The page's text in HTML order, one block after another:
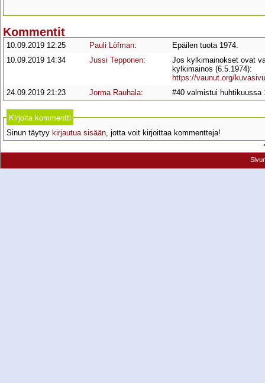
Kommentit
10.09.2019 12:25 Pauli Löfman:
Epäilen tuota 1974.
10.09.2019 14:34
Jussi Tepponen:
Jos kylkimainokset ovat
kylkimainos (6.5.1974):
https://vaunut.org/
24.09.2019 21:23
Jorma Rauhala: #40 valmistui huhtikuussa
Kirjoita kommentti
Sinun täytyy kirjautua sisään, jotta voit kirjoittaa kommentteja!